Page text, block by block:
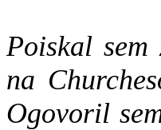
Poiskal
na
Ogovoril